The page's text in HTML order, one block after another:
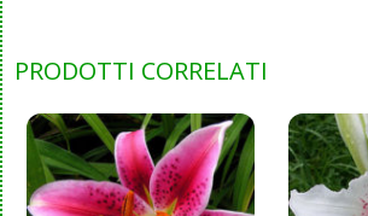
PRODOTTI CORRELATI